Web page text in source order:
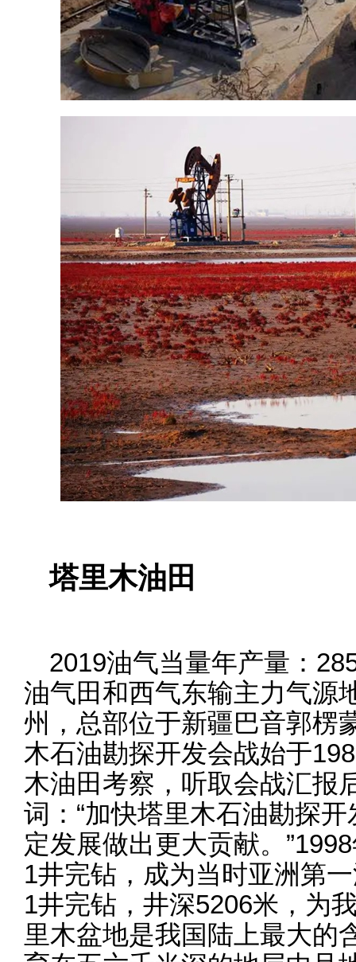
塔里木油田
2019油气当量年产量：
油气田和西气东输主力气源
州，总部位于新疆巴音郭楞
木石油勘探开发会战始于
木油田考察，听取会战汇报
词：“加快塔里木石油勘探
定发展做出更大贡献。
1井完钻，成为当时亚洲第
1井完钻，井深5206米，为
里木盆地是我国陆上最大的